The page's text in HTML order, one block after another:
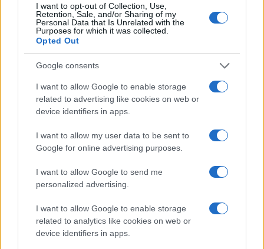
I want to opt-out of Collection, Use,
Retention, Sale, and/or Sharing of my
Personal Data that Is Unrelated with the
Purposes for which it was collected.
Opted Out
Google consents
I want to allow Google to enable storage
related to advertising like cookies on web or
device identifiers in apps.
I want to allow my user data to be sent to
Google for online advertising purposes.
I want to allow Google to send me
personalized advertising.
I want to allow Google to enable storage
related to analytics like cookies on web or
device identifiers in apps.
¿Quién es Chad Boyce?: cómo murió
durante la serie Los 100
La biografía de Chad Boyce que había muerto…
GENTE
Hijo de Javier Gutiérrez: un campeón con
capacidades especiales